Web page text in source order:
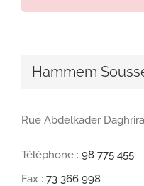
Hammem
Rue Abdelkader
Téléphone : 98 775 455
Fax : 73 366 998